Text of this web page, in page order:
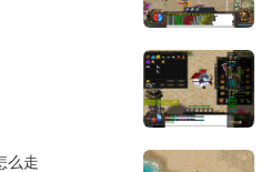
么走